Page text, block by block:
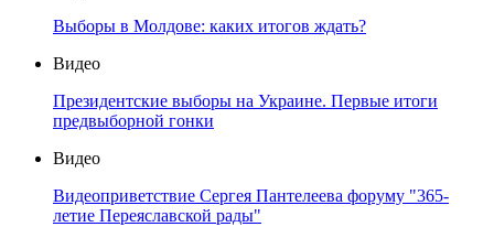
Выборы в Молдове: каких итогов ждать?
Видео
Президентские выборы на Украине. Первые итоги
предвыборной гонки
Видео
Видеоприветствие Сергея Пантелеева форуму "365-
летие Переяславской рады"